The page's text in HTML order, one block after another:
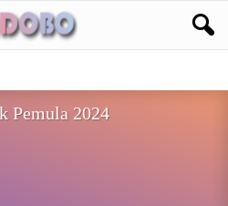
Pemula 2024